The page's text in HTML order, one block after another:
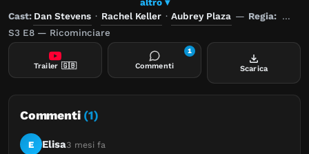
un'altra paziente, Haller si rende conto che le voci e le
visioni che lo hanno sempre tormentato non sono frutto di
disturbi mentali ma di un potere superiore.
Cast: Dan Stevens · Rachel Keller · Aubrey Plaza — Regia: John
S3 E8 — Ricominciare
Trailer 🇬🇧 Commenti
1
Scarica
Commenti (1)
E Elisa3 mesi fa